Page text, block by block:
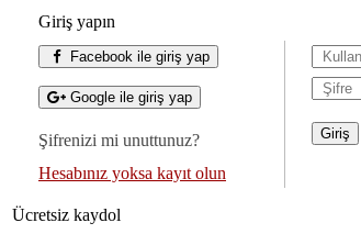
Giriş yapın
Facebook ile giriş yap
Google ile giriş yap
Şifrenizi mi unuttunuz?
Hesabınız yoksa kayıt olun
Ücretsiz kaydol